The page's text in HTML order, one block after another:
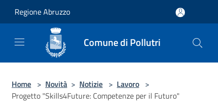
Regione Abruzzo
Comune di Pollutri
Home > Novità > Notizie > Lavoro >
Progetto "Skills4Future: Competenze per il Futuro"